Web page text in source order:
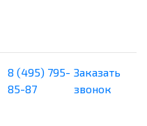
8 (495) 795-
85-87
Заказать
звонок